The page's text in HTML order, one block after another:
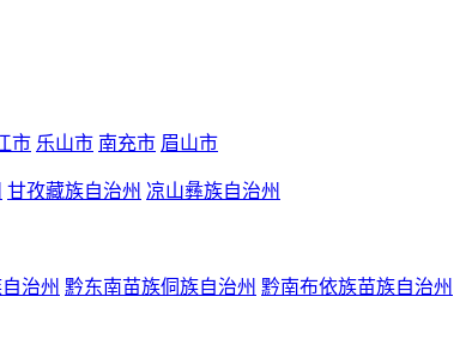
市 乐山市 南充市 眉山市
甘孜藏族自治州 凉山彝族自治州
治州 黔东南苗族侗族自治州 黔南布依族苗族自治州